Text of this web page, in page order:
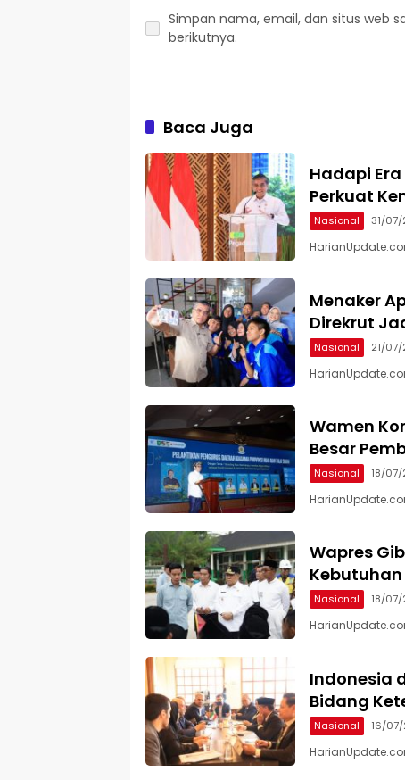
Simpan nama, email, dan situs web
berikutnya.
Baca Juga
Hadapi
Perkuat
Nasional 31/
Menaker
Direkrut
Nasional 21/
Wamen
Besar
Nasional 18/
Wapres
Nasional 18/
Indonesia
Bidang
Nasional 16/